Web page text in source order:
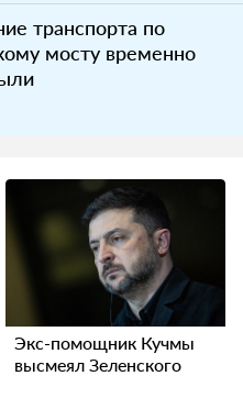
транспорта по
мосту временно
Экс-помощник Кучмы
высмеял Зеленского